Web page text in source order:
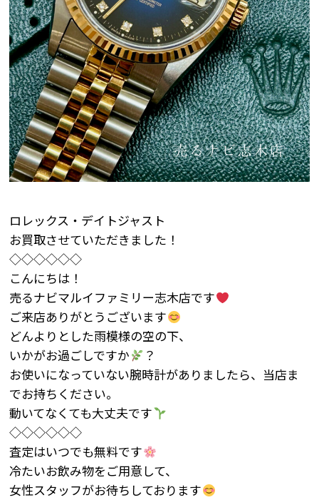
ロレックス・デイトジャスト
お買取させていただきました！
◇◇◇◇◇◇
こんにちは！
売るナビマルイファミリー志木店です
ご来店ありがとうございます
どんよりとした雨模様の空の下、
いかがお過ごしですか
？
お使いになっていない腕時計がありましたら、当店ま
でお持ちください。
動いてなくても大丈夫です
◇◇◇◇◇◇
査定はいつでも無料です
冷たいお飲み物をご用意して、
女性スタッフがお待ちしております